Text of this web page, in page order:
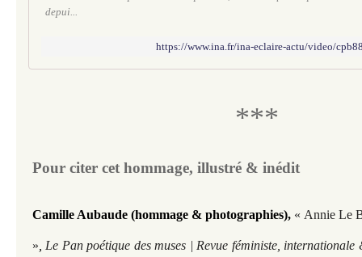
depui...
https://www.ina.fr/ina-eclaire-actu/video/
***
Pour citer cet hommage, illustré & inédit
Camille Aubaude (hommage & photographies), « Annie Le
» Le Pan poétique des muses | Revue féministe,